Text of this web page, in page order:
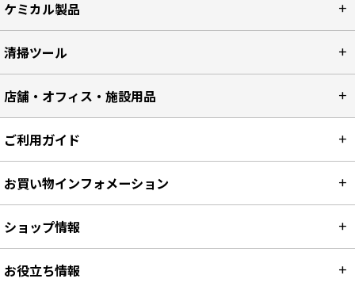
ケミカル製品
清掃ツール
店舗・オフィス・施設用品
ご利用ガイド
お買い物インフォメーション
ショップ情報
お役立ち情報